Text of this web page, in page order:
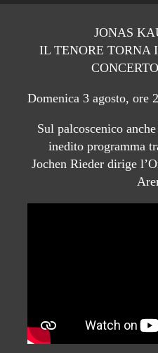
JONAS
IL TENORE TORNA
Domenica 3 agosto, ore
Sul palcoscenico
inedito programma
Jochen Rieder dirige